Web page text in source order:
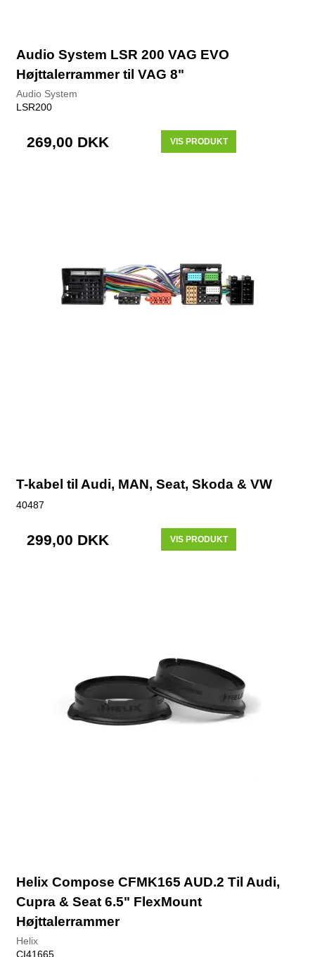
Audio System LSR 200 VAG EVO
Højttalerrammer til VAG 8"
Audio System
LSR200
269,00 DKK VIS PRODUKT
T-kabel til Audi, MAN, Seat, Skoda & VW
40487
299,00 DKK VIS PRODUKT
Helix Compose CFMK165 AUD.2 Til Audi,
Cupra & Seat 6.5" FlexMount
Højttalerrammer
Helix
CI41665